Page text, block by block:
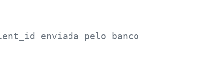
enviada pelo banco